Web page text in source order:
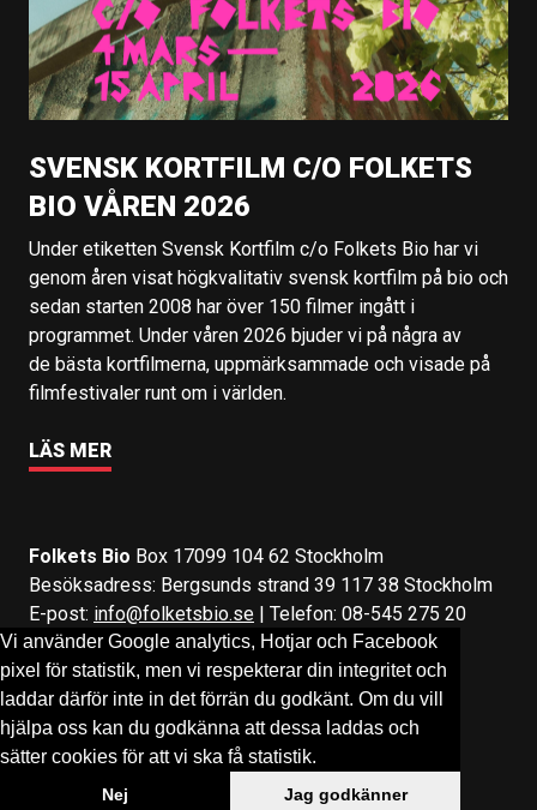
Vi använder Google analytics, Hotjar och Facebook
pixel för statistik, men vi respekterar din integritet och
laddar därför inte in det förrän du godkänt. Om du vill
hjälpa oss kan du godkänna att dessa laddas och
sätter cookies för att vi ska få statistik.
Nej Jag godkänner
SVENSK KORTFILM C/O FOLKETS
BIO VÅREN 2026
Under etiketten Svensk Kortfilm c/o Folkets Bio har vi
genom åren visat högkvalitativ svensk kortfilm på bio och
sedan starten 2008 har över 150 filmer ingått i
programmet. Under våren 2026 bjuder vi på några av
de bästa kortfilmerna, uppmärksammade och visade på
filmfestivaler runt om i världen.
LÄS MER
Folkets Bio Box 17099 104 62 Stockholm
Besöksadress: Bergsunds strand 39 117 38 Stockholm
E-post: info@folketsbio.se | Telefon: 08-545 275 20
Följ oss på:Facebook&Instagram